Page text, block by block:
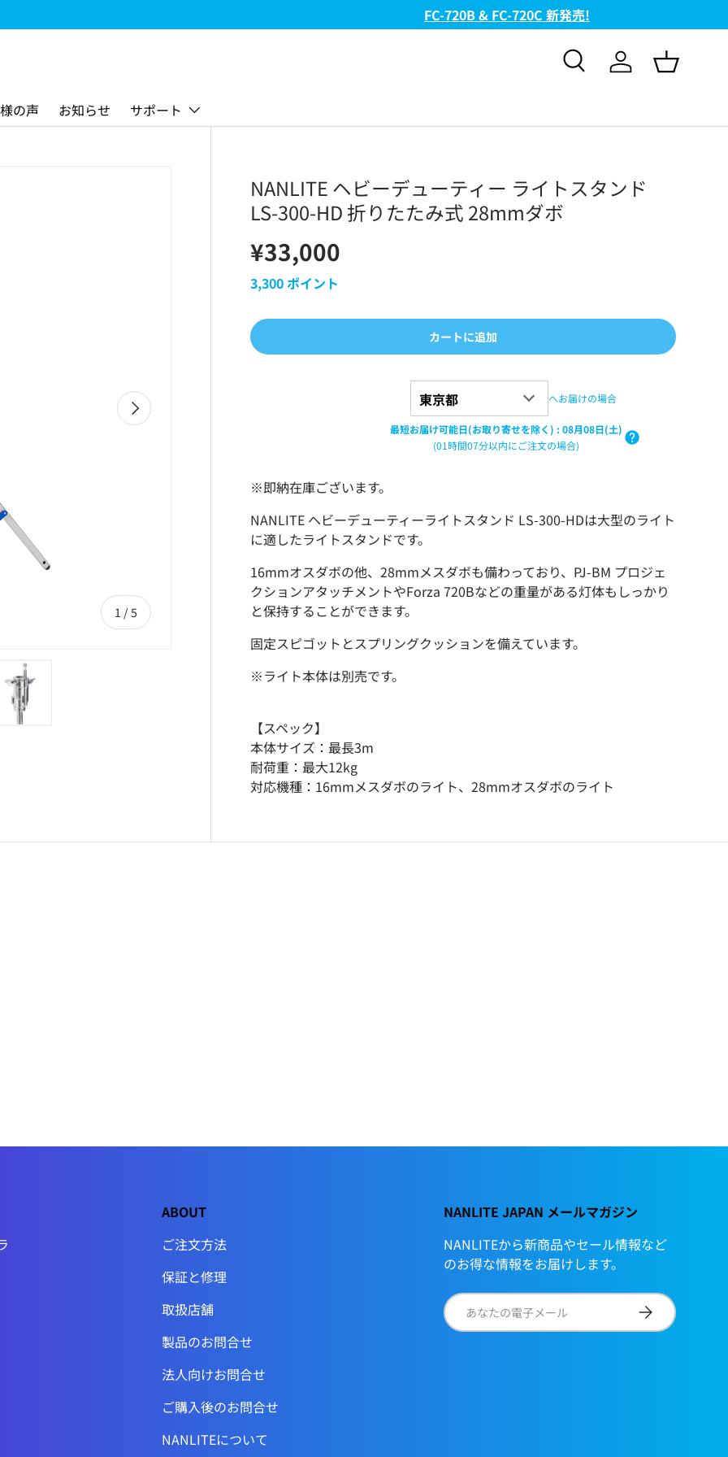
検索 ログインバスケッ
の声 お知らせ サポート
1 /の
5
次
NANLITE ヘビーデューティー ライトスタンド
LS-300-HD 折りたたみ式 28mmダボ
¥33,000
3,300ポイント
カートに追加
へお届けの場合
最短お届け可能日(お取り寄せを除く) : 08月08日(土)
(01時間07分以内にご注文の場合)
※即納在庫ございます。
NANLITE ヘビーデューティーライトスタンド LS-300-HDは大型のライト
に適したライトスタンドです。
16mmオスダボの他、28mmメスダボも備わっており、PJ-BM プロジェ
クションアタッチメントやForza 720Bなどの重量がある灯体もしっかり
と保持することができます。
固定スピゴットとスプリングクッションを備えています。
※ライト本体は別売です。
【スペック】
本体サイズ：最長3m
耐荷重：最大12kg
対応機種：16mmメスダボのライト、28mmオスダボのライト
ABOUT
ご注文方法
保証と修理
取扱店舗
製品のお問合せ
法人向けお問合せ
ご購入後のお問合せ
NANLITEについて
NANLITE JAPAN メールマガジン
NANLITEから新商品やセール情報など
のお得な情報をお届けします。
電子メール サブスクリプシ